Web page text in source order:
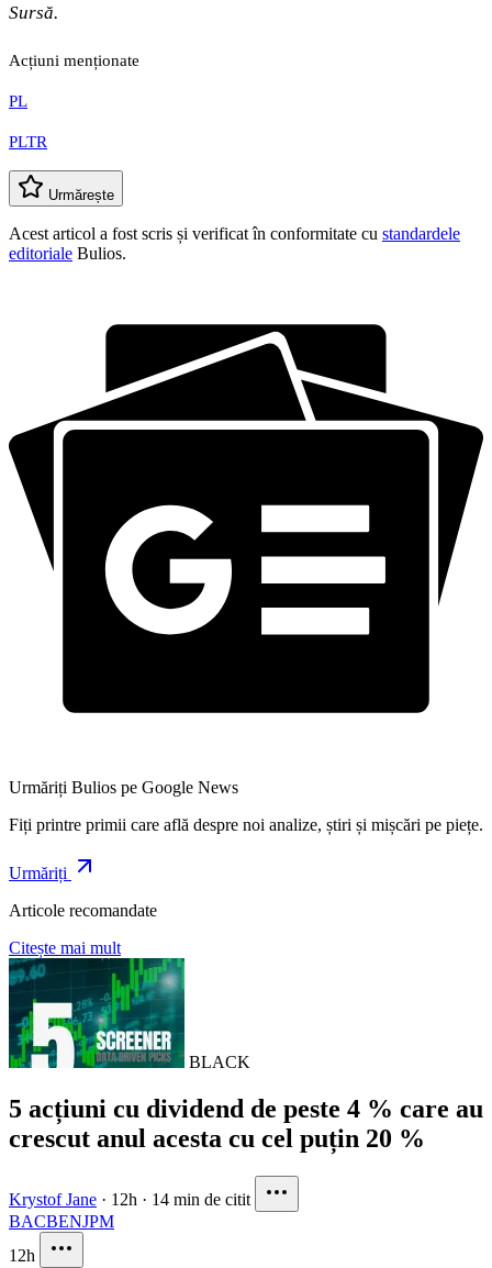
Sursă.
Acțiuni menționate
PL
PLTR
Urmărește
Acest articol a fost scris și verificat în conformitate cu standardele
editoriale Bulios.
Urmăriți Bulios pe Google News
Fiți printre primii care află despre noi analize, știri și mișcări pe piețe.
Urmăriți
Articole recomandate
Citește mai mult
BLACK
5 acțiuni cu dividend de peste 4 % care au
crescut anul acesta cu cel puțin 20 %
Krystof Jane · 12h · 14 min de citit
BACBENJPM
12h